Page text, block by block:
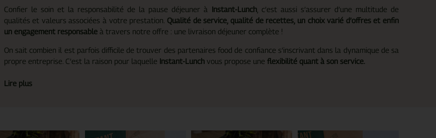
Confier le soin et la responsabilité de la pause déjeuner à Instant-Lunch, c’est aussi s’assurer d’une multitude de
qualités et valeurs associées à votre prestation. Qualité de service, qualité de recettes, un choix varié d’offres et enfin
un engagement responsableà travers notre offre : une livraison déjeuner complète !
On sait combien il est parfois difficile de trouver des partenaires food de confiance s’inscrivant dans la dynamique de sa
propre entreprise. C’est la raison pour laquelle Instant-Lunchvous propose une flexibilité quant à son service.
Lire plus